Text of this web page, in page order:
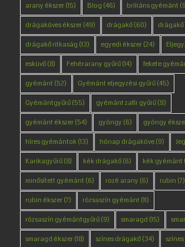
arany ékszer(15) Blog (46) briliáns gyémánt
drágaköves ékszer(49) drágakő(60)
drágakő ritkaság (13) egyedi ékszer(24)
esküvő(8) Fehérarany gyűrű(14) fekete
gyémánt (52) Gyémánt eljegyzési gyűrű(45)
Gyémántgyűrű(55) gyémánt zafír gyűrű(9)
gyémánt ékszer(54) gyöngy (6) gyöngy
híres gyémántok(13) hónap drágaköve(9)
Karikagyűrű(8) kék drágakő(6) kék gyémánt
minősített gyémánt (6) rozé arany (6) rubin (7)
rubin ékszer(7) rózsaszín gyémánt (11)
rózsaszín gyémántgyűrű(9) smaragd (15)
smaragd ékszer(18) színes drágakő(34)